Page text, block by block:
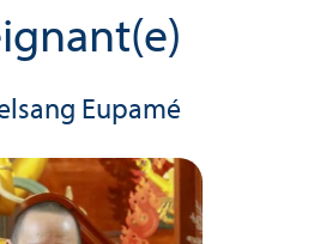
Eupamé